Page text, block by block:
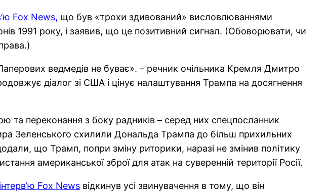
Fox News, що був «трохи здивований» висловлюваннями
1991 року, і заявив, що це позитивний сигнал. (Обоворювати, чи
ведмедів не буває». – речник очільника Кремля Дмитро
діалог зі США і цінує налаштування Трампа на досягнення
та переконання з боку радників – серед них спецпосланник
Зеленського схилили Дональда Трампа до більш прихильних
що Трамп, попри зміну риторики, наразі не змінив політику
американської зброї для атак на суверенній території Росії.
Fox News відкинув усі звинувачення в тому, що він